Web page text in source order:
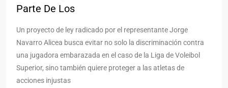
Parte De Los
Un proyecto de ley radicado por el representante Jorge
Navarro Alicea busca evitar no solo la discriminación contra
una jugadora embarazada en el caso de la Liga de Voleibol
Superior, sino también quiere proteger a las atletas de
acciones injustas